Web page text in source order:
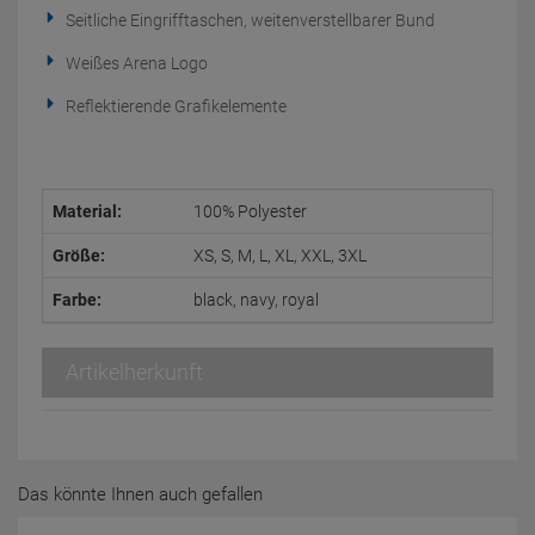
Seitliche Eingrifftaschen, weitenverstellbarer Bund
Weißes Arena Logo
Reflektierende Grafikelemente
Material: 100% Polyester
Größe: XS, S, M, L, XL, XXL, 3XL
Farbe: black, navy, royal
Artikelherkunft
Das könnte Ihnen auch gefallen